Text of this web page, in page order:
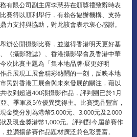
有限公司副主席李慧芬在頒獎禮致辭時表
賽得以順利舉行，有賴各協辦機構、支持
力支持與協助，對此該會表示衷心感謝。
辦公開攝影比賽，並邀得香港明天更好基
《攝影雜誌》、香港攝影學會及香港中華
次比賽主題為「集本地品牌‧展更好明
品展現工展會精彩熱鬧的一刻，反映本地
民對香港工展會與未來發展的關注，藉以
收到超過400張攝影作品，評判團已於1月
、季軍及5位優異獎得主。比賽獎品豐富，
金獎分別為港幣5,000元、3,000元及2,000
及現金獎港幣1,000元。評判對今屆參賽作
並讚揚參賽作品題材廣泛兼色彩豐富。